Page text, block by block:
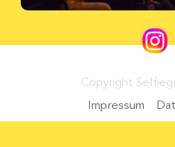
Copyright
Impressum